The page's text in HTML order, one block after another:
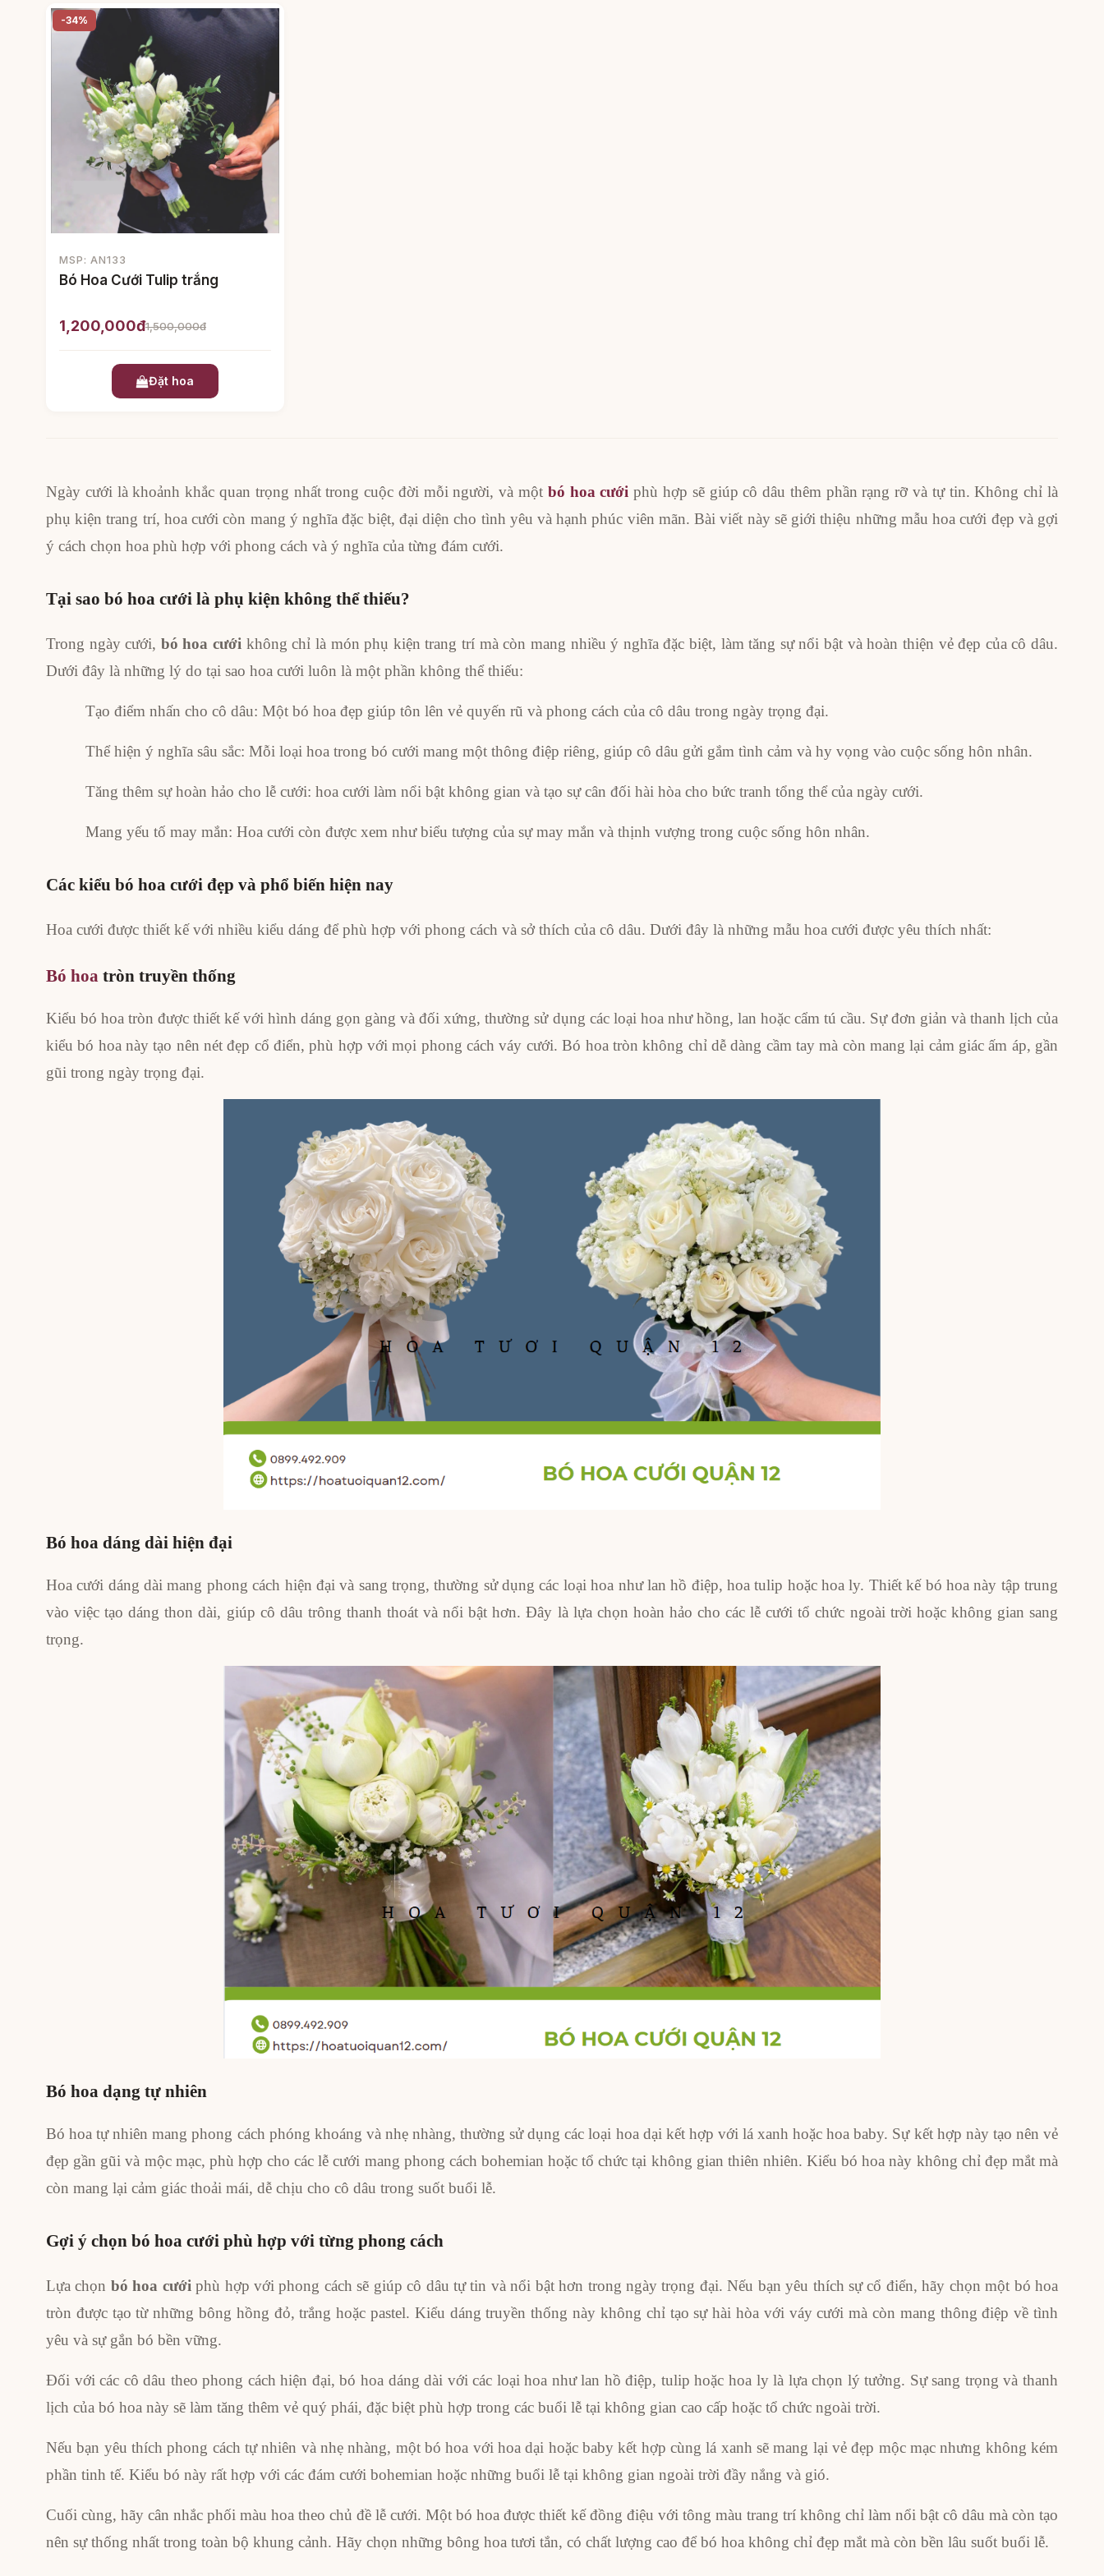
-34%
MSP: AN133
Bó Hoa Cưới Tulip trắng
1,200,000đ1,500,000đ
Đặt hoa
Ngày cưới là khoảnh khắc quan trọng nhất trong cuộc đời mỗi người, và một bó hoa cưới phù hợp sẽ giúp cô dâu thêm phần rạng rỡ và tự tin. Không chỉ là
phụ kiện trang trí, hoa cưới còn mang ý nghĩa đặc biệt, đại diện cho tình yêu và hạnh phúc viên mãn. Bài viết này sẽ giới thiệu những mẫu hoa cưới đẹp và gợi
ý cách chọn hoa phù hợp với phong cách và ý nghĩa của từng đám cưới.
Tại sao bó hoa cưới là phụ kiện không thể thiếu?
Trong ngày cưới, bó hoa cưới không chỉ là món phụ kiện trang trí mà còn mang nhiều ý nghĩa đặc biệt, làm tăng sự nổi bật và hoàn thiện vẻ đẹp của cô dâu.
Dưới đây là những lý do tại sao hoa cưới luôn là một phần không thể thiếu:
Tạo điểm nhấn cho cô dâu: Một bó hoa đẹp giúp tôn lên vẻ quyến rũ và phong cách của cô dâu trong ngày trọng đại.
Thể hiện ý nghĩa sâu sắc: Mỗi loại hoa trong bó cưới mang một thông điệp riêng, giúp cô dâu gửi gắm tình cảm và hy vọng vào cuộc sống hôn nhân.
Tăng thêm sự hoàn hảo cho lễ cưới: hoa cưới làm nổi bật không gian và tạo sự cân đối hài hòa cho bức tranh tổng thể của ngày cưới.
Mang yếu tố may mắn: Hoa cưới còn được xem như biểu tượng của sự may mắn và thịnh vượng trong cuộc sống hôn nhân.
Các kiểu bó hoa cưới đẹp và phổ biến hiện nay
Hoa cưới được thiết kế với nhiều kiểu dáng để phù hợp với phong cách và sở thích của cô dâu. Dưới đây là những mẫu hoa cưới được yêu thích nhất:
Bó hoa tròn truyền thống
Kiểu bó hoa tròn được thiết kế với hình dáng gọn gàng và đối xứng, thường sử dụng các loại hoa như hồng, lan hoặc cẩm tú cầu. Sự đơn giản và thanh lịch của
kiểu bó hoa này tạo nên nét đẹp cổ điển, phù hợp với mọi phong cách váy cưới. Bó hoa tròn không chỉ dễ dàng cầm tay mà còn mang lại cảm giác ấm áp, gần
gũi trong ngày trọng đại.
Bó hoa dáng dài hiện đại
Hoa cưới dáng dài mang phong cách hiện đại và sang trọng, thường sử dụng các loại hoa như lan hồ điệp, hoa tulip hoặc hoa ly. Thiết kế bó hoa này tập trung
vào việc tạo dáng thon dài, giúp cô dâu trông thanh thoát và nổi bật hơn. Đây là lựa chọn hoàn hảo cho các lễ cưới tổ chức ngoài trời hoặc không gian sang
trọng.
Bó hoa dạng tự nhiên
Bó hoa tự nhiên mang phong cách phóng khoáng và nhẹ nhàng, thường sử dụng các loại hoa dại kết hợp với lá xanh hoặc hoa baby. Sự kết hợp này tạo nên vẻ
đẹp gần gũi và mộc mạc, phù hợp cho các lễ cưới mang phong cách bohemian hoặc tổ chức tại không gian thiên nhiên. Kiểu bó hoa này không chỉ đẹp mắt mà
còn mang lại cảm giác thoải mái, dễ chịu cho cô dâu trong suốt buổi lễ.
Gợi ý chọn bó hoa cưới phù hợp với từng phong cách
Lựa chọn bó hoa cưới phù hợp với phong cách sẽ giúp cô dâu tự tin và nổi bật hơn trong ngày trọng đại. Nếu bạn yêu thích sự cổ điển, hãy chọn một bó hoa
tròn được tạo từ những bông hồng đỏ, trắng hoặc pastel. Kiểu dáng truyền thống này không chỉ tạo sự hài hòa với váy cưới mà còn mang thông điệp về tình
yêu và sự gắn bó bền vững.
Đối với các cô dâu theo phong cách hiện đại, bó hoa dáng dài với các loại hoa như lan hồ điệp, tulip hoặc hoa ly là lựa chọn lý tưởng. Sự sang trọng và thanh
lịch của bó hoa này sẽ làm tăng thêm vẻ quý phái, đặc biệt phù hợp trong các buổi lễ tại không gian cao cấp hoặc tổ chức ngoài trời.
Nếu bạn yêu thích phong cách tự nhiên và nhẹ nhàng, một bó hoa với hoa dại hoặc baby kết hợp cùng lá xanh sẽ mang lại vẻ đẹp mộc mạc nhưng không kém
phần tinh tế. Kiểu bó này rất hợp với các đám cưới bohemian hoặc những buổi lễ tại không gian ngoài trời đầy nắng và gió.
Cuối cùng, hãy cân nhắc phối màu hoa theo chủ đề lễ cưới. Một bó hoa được thiết kế đồng điệu với tông màu trang trí không chỉ làm nổi bật cô dâu mà còn tạo
nên sự thống nhất trong toàn bộ khung cảnh. Hãy chọn những bông hoa tươi tắn, có chất lượng cao để bó hoa không chỉ đẹp mắt mà còn bền lâu suốt buổi lễ.